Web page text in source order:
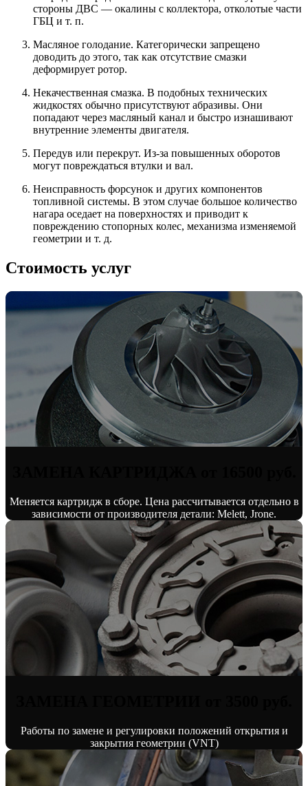
стороны ДВС — окалины с коллектора, отколотые части
ГБЦ и т. п.
Масляное голодание. Категорически запрещено
доводить до этого, так как отсутствие смазки
деформирует ротор.
Некачественная смазка. В подобных технических
жидкостях обычно присутствуют абразивы. Они
попадают через масляный канал и быстро изнашивают
внутренние элементы двигателя.
Передув или перекрут. Из-за повышенных оборотов
могут повреждаться втулки и вал.
Неисправность форсунок и других компонентов
топливной системы. В этом случае большое количество
нагара оседает на поверхностях и приводит к
повреждению стопорных колес, механизма изменяемой
геометрии и т. д.
Стоимость услуг
Меняется картридж в сборе. Цена рассчитывается отдельно в
зависимости от производителя детали: Melett, Jrone.
Работы по замене и регулировки положений открытия и
закрытия геометрии (VNT)